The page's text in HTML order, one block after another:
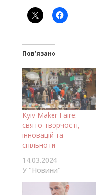
Пов’язано
Kyiv Maker Faire:
свято творчості,
інновацій та
спільноти
14.03.2024
У "Новини"